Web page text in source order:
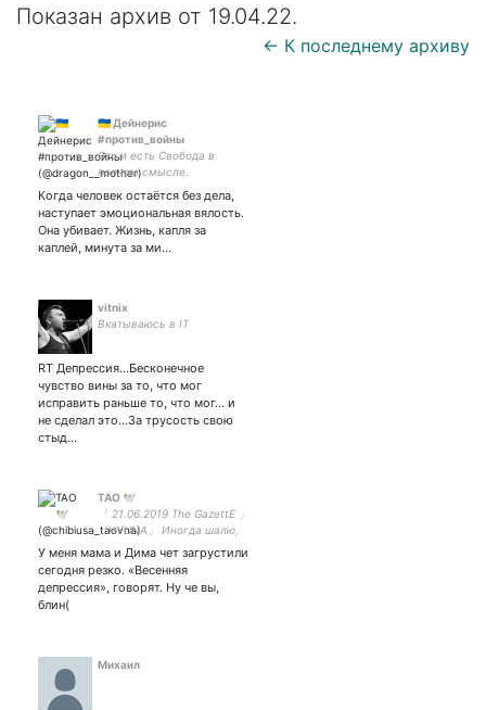
Показан архив от 19.04.22.
← К последнему архиву
🇺🇦 Дейнерис
#против_войны
Это и есть Свобода в
полном смысле.
Когда человек остаётся без дела,
наступает эмоциональная вялость.
Она убивает. Жизнь, капля за
каплей, минута за ми…
vitnix
Вкатываюсь в IT
RT Депрессия...Бесконечное
чувство вины за то, что мог
исправить раньше то, что мог... и
не сделал это...За трусость свою
стыд…
TAO 🕊
「 21.06.2019 The GazettE 」
「HYUNA」 Иногда шалю,
иногда грущу, иногда
крейзи, иногда адекват //
тамагочи-мамочка // роцк,
j-rock. Живу в небе ✈️
У меня мама и Дима чет загрустили
сегодня резко. «Весенняя
депрессия», говорят. Ну че вы,
блин(
Михаил